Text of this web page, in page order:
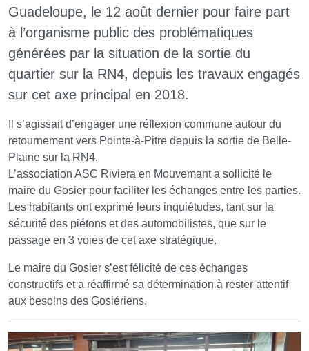
Guadeloupe, le 12 août dernier pour faire part
à l’organisme public des problématiques
générées par la situation de la sortie du
quartier sur la RN4, depuis les travaux engagés
sur cet axe principal en 2018.
Il s’agissait d’engager une réflexion commune autour du
retournement vers Pointe-à-Pitre depuis la sortie de Belle-
Plaine sur la RN4.
L’association ASC Riviera en Mouvemant a sollicité le
maire du Gosier pour faciliter les échanges entre les parties.
Les habitants ont exprimé leurs inquiétudes, tant sur la
sécurité des piétons et des automobilistes, que sur le
passage en 3 voies de cet axe stratégique.
Le maire du Gosier s’est félicité de ces échanges
constructifs et a réaffirmé sa détermination à rester attentif
aux besoins des Gosiériens.